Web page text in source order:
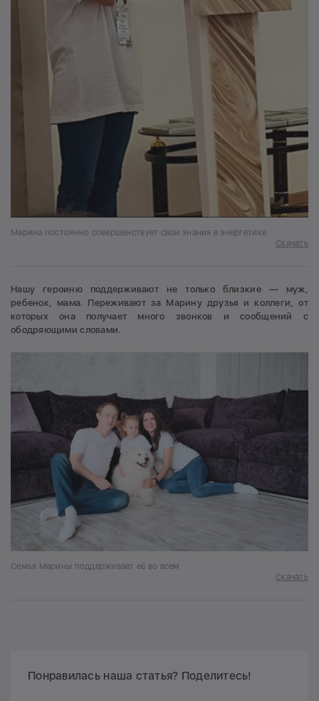
Марина постоянно совершенствует свои знания в энергетике
Скачать
Нашу героиню поддерживают не только близкие — муж,
ребенок, мама. Переживают за Марину друзья и коллеги, от
которых она получает много звонков и сообщений с
ободряющими словами.
Семья Марины поддерживает её во всем
Скачать
Понравилась наша статья? Поделитесь!